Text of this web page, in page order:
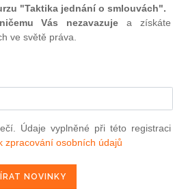
ze dne 29. listopadu 1961
řízení soudním
Československé
ČÁST PRVNÍ
"Taktika jednání o smlouvách".
Vás nezavazuje a získáte
ve světě práva.
Údaje vyplněné při této registraci
zpracování osobních údajů